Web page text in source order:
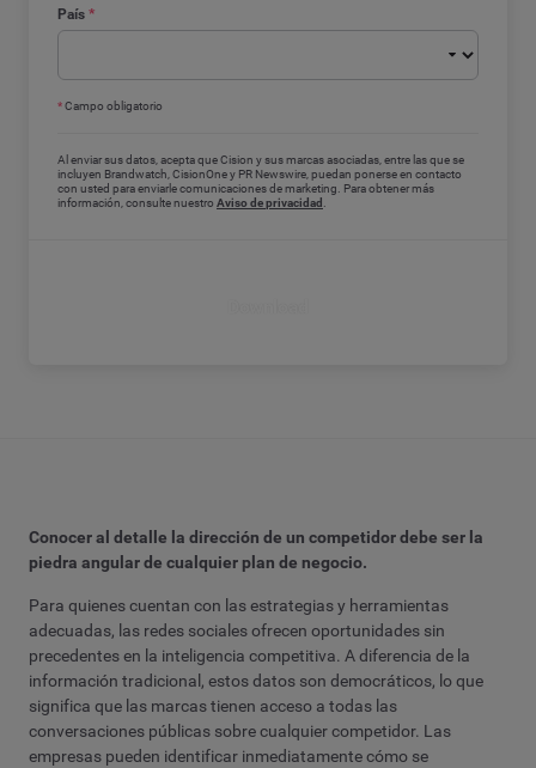
País *
*Campo obligatorio
Al enviar sus datos, acepta que Cision y sus marcas asociadas, entre las que se
incluyen Brandwatch, CisionOne y PR Newswire, puedan ponerse en contacto
con usted para enviarle comunicaciones de marketing. Para obtener más
información, consulte nuestro Aviso de privacidad
Conocer al detalle la dirección de un competidor debe ser la
piedra angular de cualquier plan de negocio.
Para quienes cuentan con las estrategias y herramientas
adecuadas, las redes sociales ofrecen oportunidades sin
precedentes en la inteligencia competitiva. A diferencia de la
información tradicional, estos datos son democráticos, lo que
significa que las marcas tienen acceso a todas las
conversaciones públicas sobre cualquier competidor. Las
empresas pueden identificar inmediatamente cómo se